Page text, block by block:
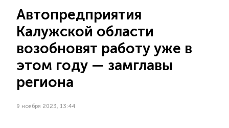
Автопредприятия
Калужской области
возобновят работу уже в
этом году — замглавы
региона
9 ноября 2023, 13:44